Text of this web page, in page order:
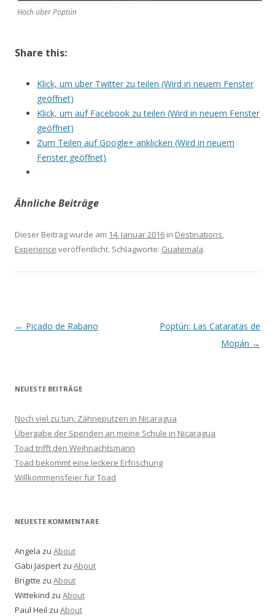
Hoch über Poptún
Share this:
Klick, um über Twitter zu teilen (Wird in neuem Fenster
geöffnet)
Klick, um auf Facebook zu teilen (Wird in neuem Fenster
geöffnet)
Zum Teilen auf Google+ anklicken (Wird in neuem
Fenster geöffnet)
Ähnliche Beiträge
Dieser Beitrag wurde am 14. Januar 2016 in Destinations,
Experience veröffentlicht. Schlagworte: Guatemala.
Beitrags-
← Picado de Rabano
Poptún: Las Cataratas de
Mopán →
NEUESTE BEITRÄGE
Noch viel zu tun: Zähneputzen in Nicaragua
Übergabe der Spenden an meine Schule in Nicaragua
Toad trifft den Weihnachtsmann
Toad bekommt eine leckere Erfrischung
Willkommensfeier für Toad
NEUESTE KOMMENTARE
Angela zu About
Gabi Jaspert zu About
Brigitte zu About
Wittekind zu About
Paul Heil zu About